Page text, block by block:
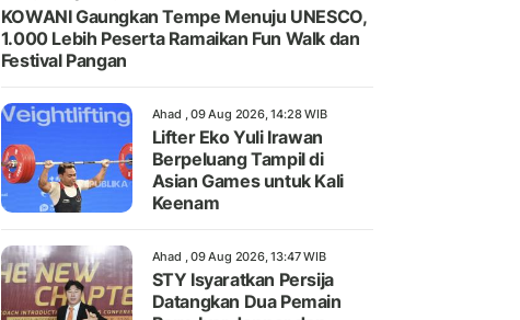
KOWANI Gaungkan Tempe Menuju UNESCO,
1.000 Lebih Peserta Ramaikan Fun Walk dan
Festival Pangan
Ahad , 09 Aug 2026, 14:28 WIB
Lifter Eko Yuli Irawan
Berpeluang Tampil di
Asian Games untuk Kali
Keenam
Ahad , 09 Aug 2026, 13:47 WIB
STY Isyaratkan Persija
Datangkan Dua Pemain